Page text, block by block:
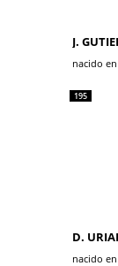
nacido
195
nacido